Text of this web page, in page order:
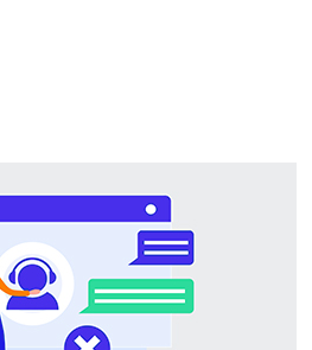
您详细介绍使用越南VPS的好